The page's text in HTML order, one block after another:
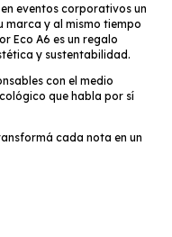
eventos corporativos un
marca y al mismo tiempo
Eco A6 es un regalo
y sustentabilidad.
con el medio
que habla por sí
cada nota en un